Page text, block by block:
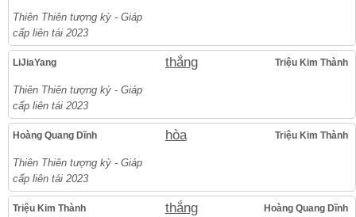
Thiên Thiên tượng kỳ - Giáp
cấp liên tái 2023
LiJiaYang thắng Triệu Kim Thành
Thiên Thiên tượng kỳ - Giáp
cấp liên tái 2023
Hoàng Quang Dĩnh hòa Triệu Kim Thành
Thiên Thiên tượng kỳ - Giáp
cấp liên tái 2023
Triệu Kim Thành thắng Hoàng Quang Dĩnh